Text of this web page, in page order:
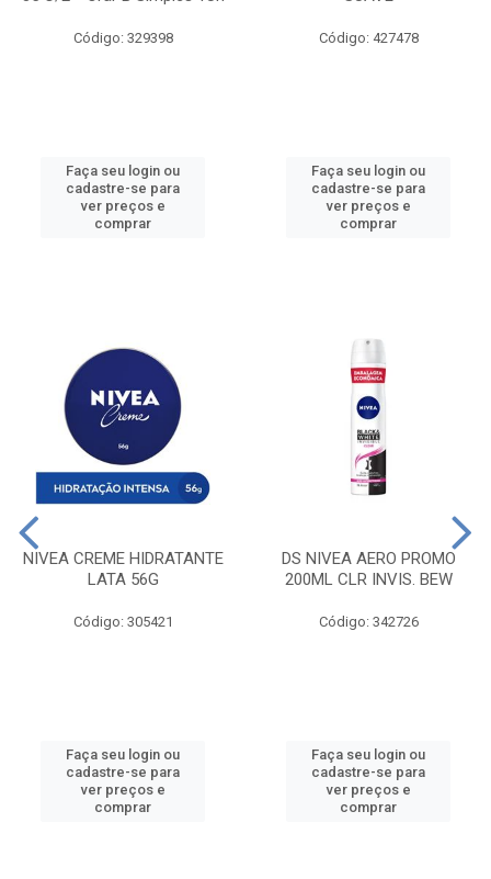
Código: 329398
Faça seu login ou
cadastre-se para
ver preços e
comprar
Código: 427478
Faça seu login ou
cadastre-se para
ver preços e
comprar
NIVEA CREME HIDRATANTE
LATA 56G
Código: 305421
Faça seu login ou
cadastre-se para
ver preços e
comprar
DS NIVEA AERO PROMO
200ML CLR INVIS. BEW
Código: 342726
Faça seu login ou
cadastre-se para
ver preços e
comprar